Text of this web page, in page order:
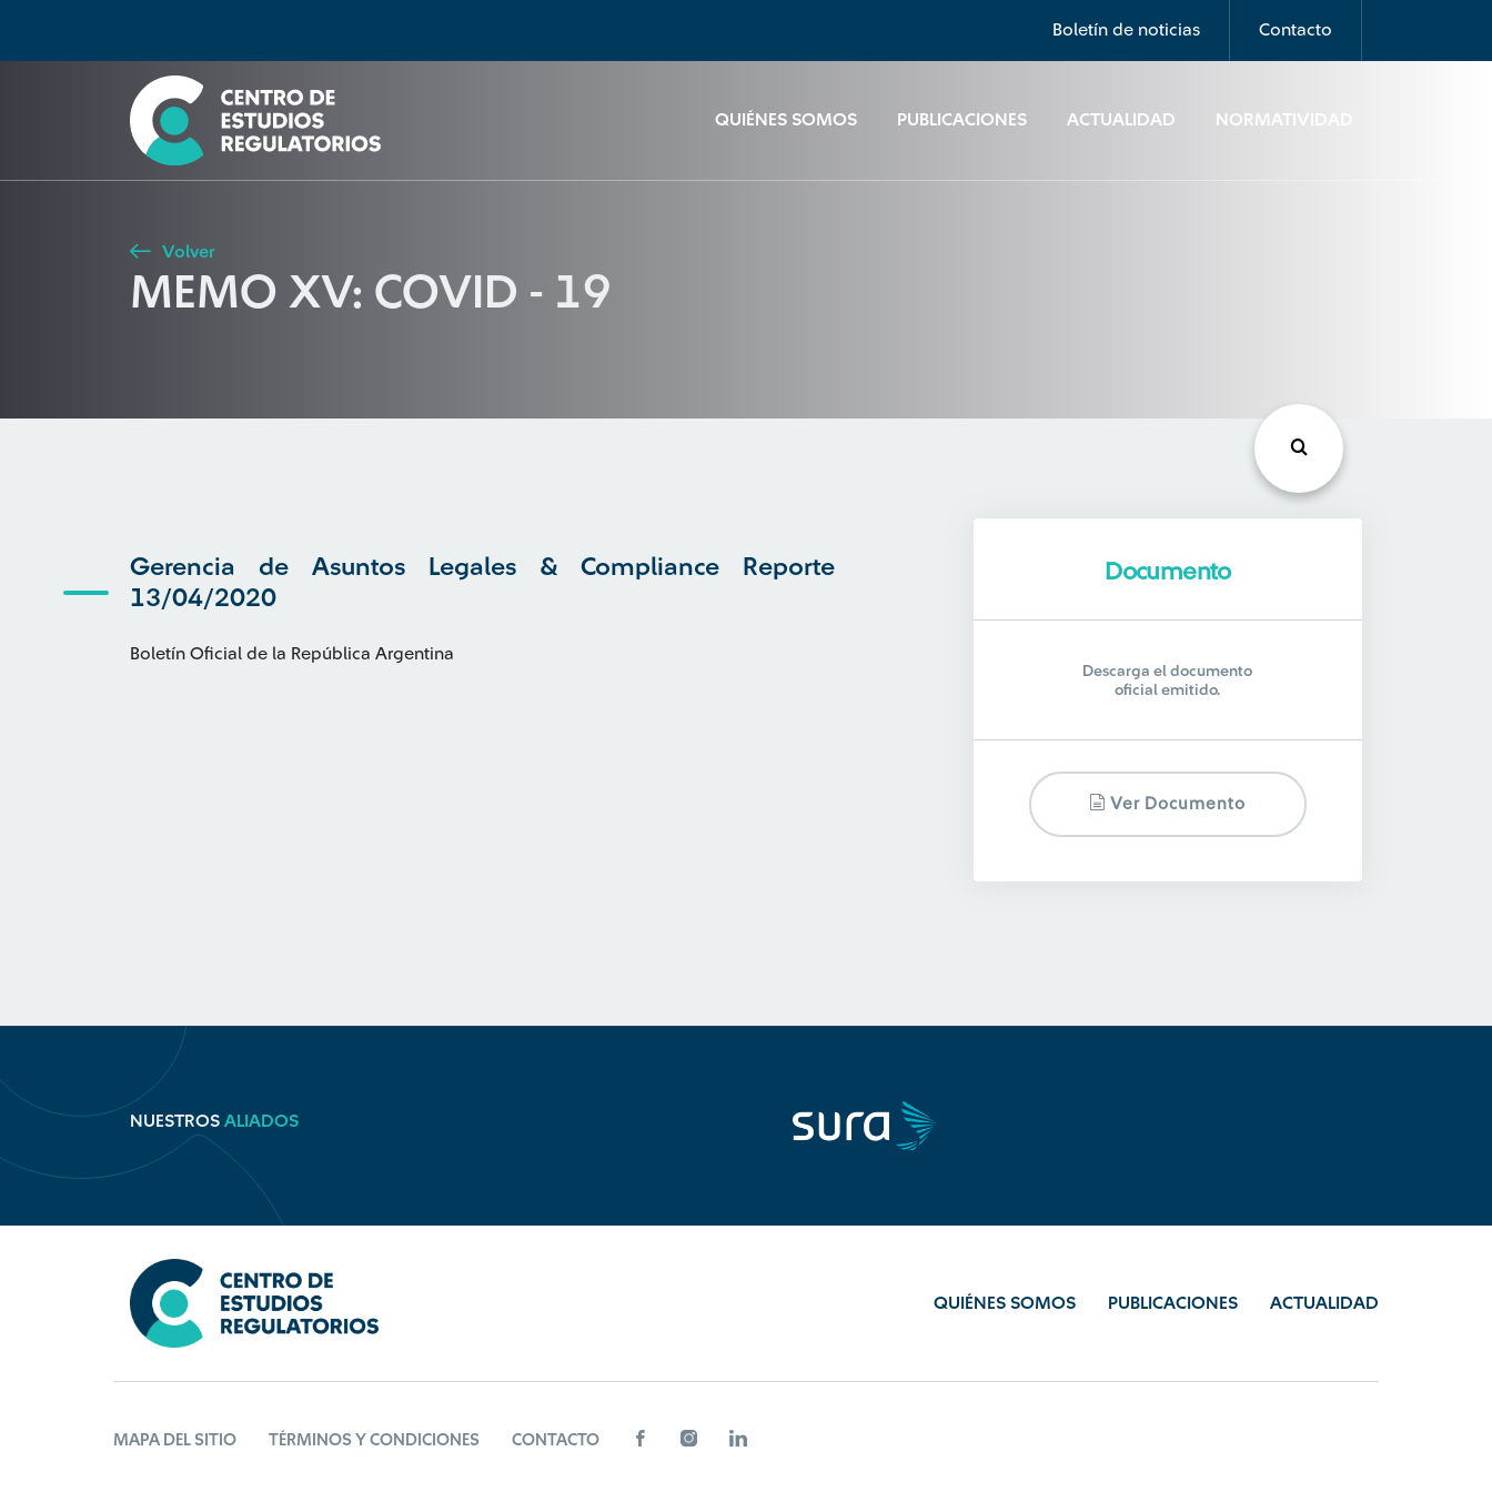
Boletín de noticias Contacto
QUIÉNES SOMOS PUBLICACIONES ACTUALIDAD NORMATIVIDAD
Seleccione país
Buscar
Volver
MEMO XV: COVID - 19
Gerencia de Asuntos Legales & Compliance Reporte
13/04/2020
Boletín Oficial de la República Argentina
Documento
Descarga el documento
oficial emitido.
Ver Documento
NUESTROS ALIADOS
QUIÉNES SOMOS PUBLICACIONES ACTUALIDAD
MAPA DEL SITIO TÉRMINOS Y CONDICIONES CONTACTO